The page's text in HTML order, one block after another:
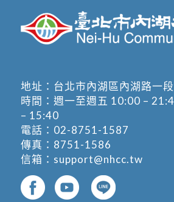
地址： 台北市內湖區內湖路一
時間：週一至週五 10:00 –
– 15:40
電話： 02-8751-1587
傳真：8751-1586
信箱： support@nhcc.tw